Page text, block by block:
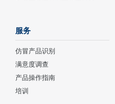
服务
仿冒产品识别
满意度调查
产品操作指南
培训